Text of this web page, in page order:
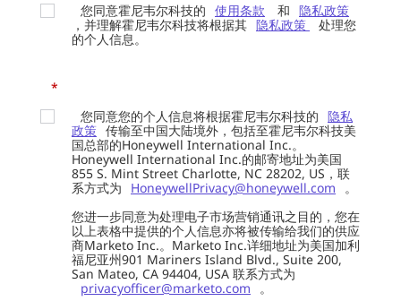
您同意霍尼韦尔科技的 使用条款 和 隐私政策
，并理解霍尼韦尔科技将根据其 隐私政策
处理您
的个人信息。
*
您同意您的个人信息将根据霍尼韦尔科技的 隐私
政策 传输至中国大陆境外，包括至霍尼韦尔科技美
国总部的Honeywell International Inc.。
Honeywell International Inc.的邮寄地址为美国
855 S. Mint Street Charlotte, NC 28202, US，联
系方式为
HoneywellPrivacy@honeywell.com
。
您进一步同意为处理电子市场营销通讯之目的，您在
以上表格中提供的个人信息亦将被传输给我们的供应
商Marketo Inc.。Marketo Inc.详细地址为美国加利
福尼亚州901 Mariners Island Blvd., Suite 200,
San Mateo, CA 94404, USA 联系方式为
privacyofficer@marketo.com
。